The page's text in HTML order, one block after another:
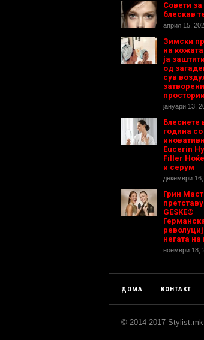
Совети
блескав
април 15,
Зимски
на
ја
од
сув
затворени
јануари 13,
Блеснете
година со
Eucerin
Filler
и серум
декември
Грин
GESKE®
негата на
ноември 18,
ДОМА КОНТАКТ
© 2014-2017